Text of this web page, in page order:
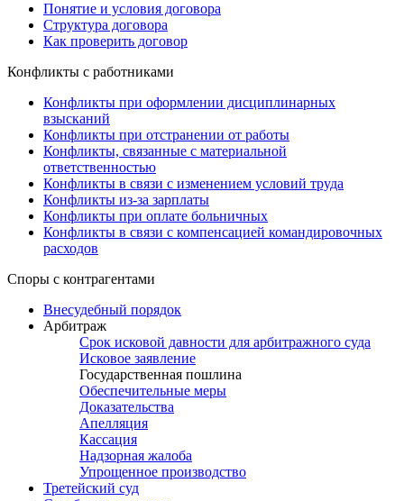
Понятие и условия договора
Структура договора
Как проверить договор
Конфликты с работниками
Конфликты при оформлении дисциплинарных
взысканий
Конфликты при отстранении от работы
Конфликты, связанные с материальной
ответственностью
Конфликты в связи с изменением условий труда
Конфликты из-за зарплаты
Конфликты при оплате больничных
Конфликты в связи с компенсацией командировочных
расходов
Споры с контрагентами
Внесудебный порядок
Арбитраж
Срок исковой давности для арбитражного суда
Исковое заявление
Государственная пошлина
Обеспечительные меры
Доказательства
Апелляция
Кассация
Надзорная жалоба
Упрощенное производство
Третейский суд